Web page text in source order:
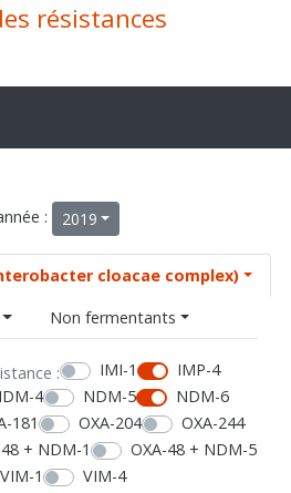
résistances
: 2019
cloacae complex)
Non fermentants
: IMI-1
IMP-4
4 NDM-5
NDM-6
181 OXA-204
OXA-244
+ NDM-1
OXA-48 + NDM-5
VIM-1
VIM-4